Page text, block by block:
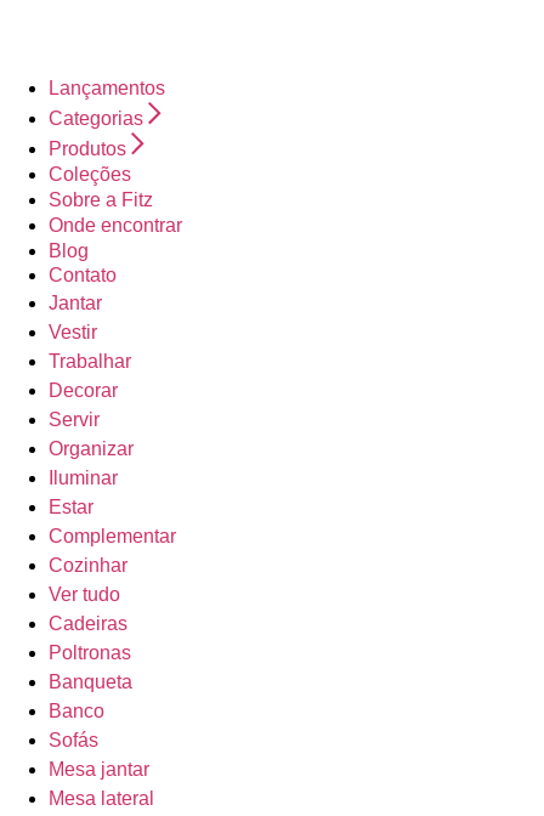
Lançamentos
Categorias
Produtos
Coleções
Sobre a Fitz
Onde encontrar
Blog
Contato
Jantar
Vestir
Trabalhar
Decorar
Servir
Organizar
Iluminar
Estar
Complementar
Cozinhar
Ver tudo
Cadeiras
Poltronas
Banqueta
Banco
Sofás
Mesa jantar
Mesa lateral